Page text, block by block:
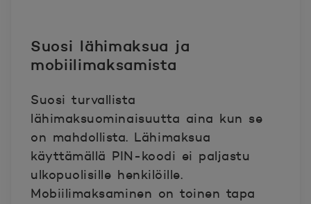
Suosi lähimaksua ja
mobiilimaksamista
Suosi turvallista
lähimaksuominaisuutta aina kun se
on mahdollista. Lähimaksua
käyttämällä PIN-koodi ei paljastu
ulkopuolisille henkilöille.
Mobiilimaksaminen on toinen tapa